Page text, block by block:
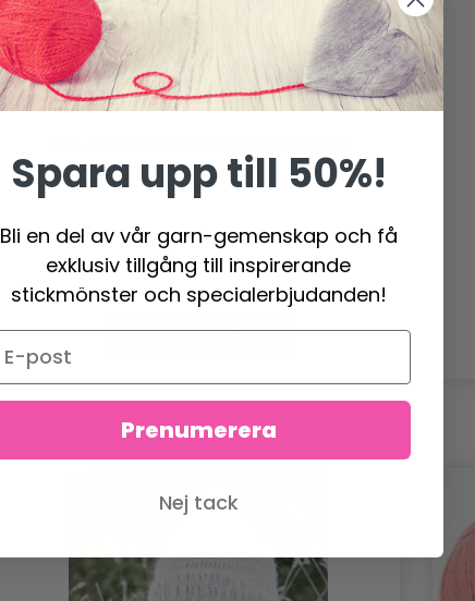
DESIGN
Lägg till varukorgen
Spara upp till 50%!
Bli en del av vår garn-gemenskap och få
exklusiv tillgång till inspirerande
stickmönster och specialerbjudanden!
Prenumerera
Nej tack